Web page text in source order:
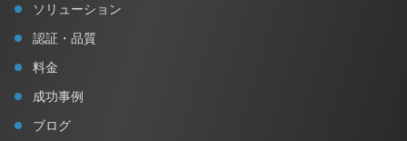
ソリューション
認証・品質
料金
成功事例
ブログ